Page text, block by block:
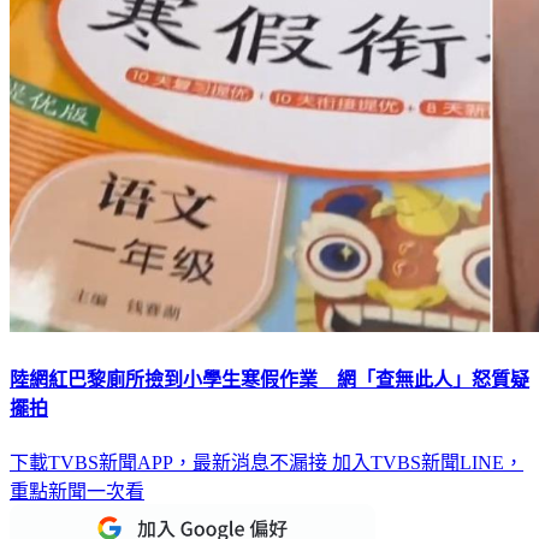
陸網紅巴黎廁所撿到小學生寒假作業 網「查無此人」怒質疑
擺拍
下載TVBS新聞APP，最新消息不漏接 加入TVBS新聞LINE，
重點新聞一次看